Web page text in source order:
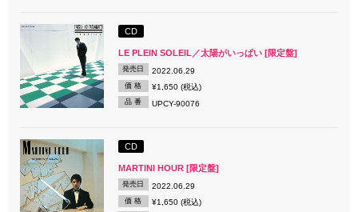
CD
LE PLEIN SOLEIL／太陽がいっぱい [限定盤]
発売日 2022.06.29
価 格 ¥1,650 (税込)
品 番 UPCY-90076
CD
MARTINI HOUR [限定盤]
発売日 2022.06.29
価 格 ¥1,650 (税込)